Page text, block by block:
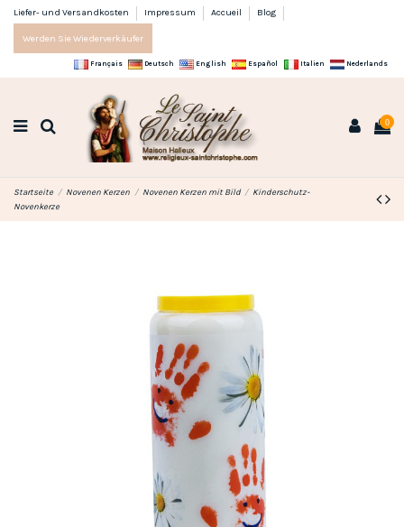
Liefer- und Versandkosten Impressum Accueil Blog
Werden Sie Wiederverkäufer
Français Deutsch English Español Italien Nederlands
0
Startseite Novenen Kerzen Novenen Kerzen mit Bild
Kinderschutz-
Novenkerze